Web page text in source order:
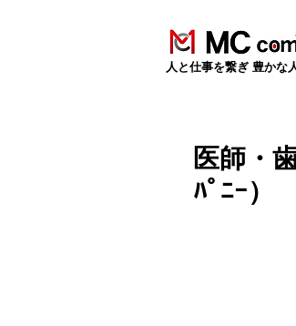
人と仕事を繋ぎ 豊かな
医師・
ﾊﾟﾆｰ）